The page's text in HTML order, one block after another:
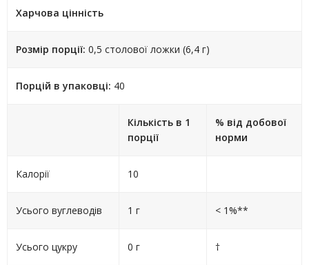
Харчова цінність
Розмір порції: 0,5 столової ложки (6,4 г)
Порцій в упаковці: 40
Кількість в 1
порції
% від добової
норми
Калорії 10
Усього вуглеводів 1 г < 1%**
Усього цукру 0 г †